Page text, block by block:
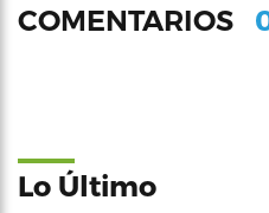
COMENTARIOS
Lo Último